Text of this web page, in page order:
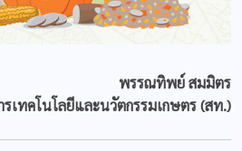
พรรณทิพย์ สมมิตร
รเทคโนโลยีและนวัตกรรมเกษตร (สท.)